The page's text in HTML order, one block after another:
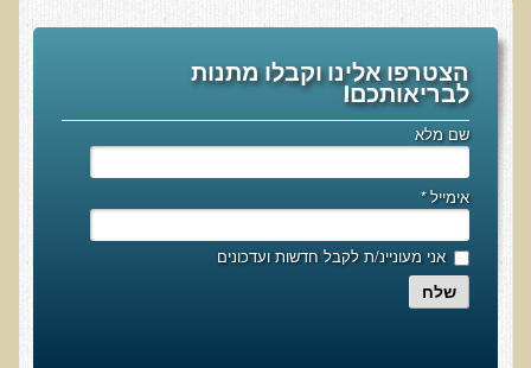
שאלון DASS
שאלון Identi-T Stress Assesment
שאלון נוירוביהוויוראלי
שאלון מערכת התריס
שאלון אלרגיות למזון
שאלון אוטואימוני
שאלון קנדידה
הצטרפו אלינו וקבלו מתנות
לבריאותכם!
שם מלא
אימייל*
אני מעוניינ/ת לקבל חדשות ועדכונים
שלח